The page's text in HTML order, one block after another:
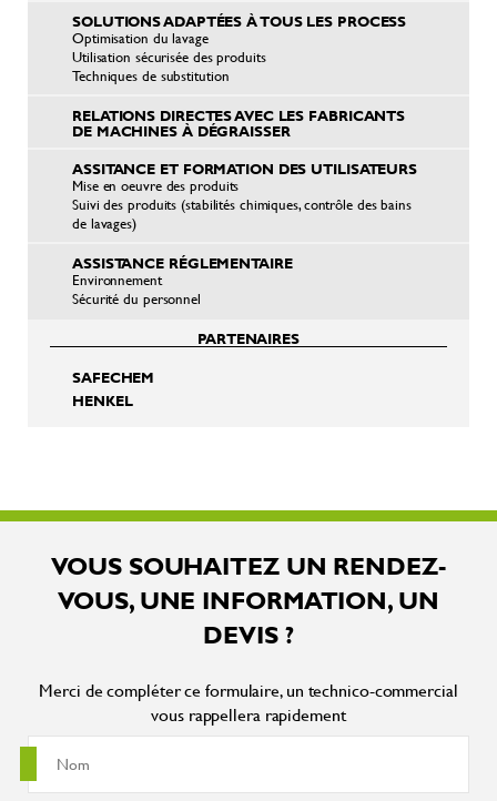
SOLUTIONS ADAPTÉES À TOUS LES PROCESS
Optimisation du lavage
Utilisation sécurisée des produits
Techniques de substitution
RELATIONS DIRECTES AVEC LES FABRICANTS
DE MACHINES À DÉGRAISSER
ASSITANCE ET FORMATION DES UTILISATEURS
Mise en oeuvre des produits
Suivi des produits (stabilités chimiques, contrôle des bains
de lavages)
ASSISTANCE RÉGLEMENTAIRE
Environnement
Sécurité du personnel
PARTENAIRES
SAFECHEM
HENKEL
VOUS SOUHAITEZ UN RENDEZ-
VOUS, UNE INFORMATION, UN
DEVIS ?
Merci de compléter ce formulaire, un technico-commercial
vous rappellera rapidement